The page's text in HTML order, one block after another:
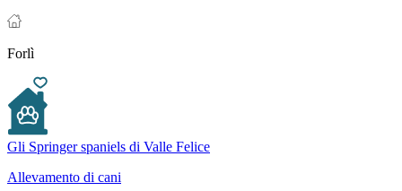
Forlì
Gli Springer spaniels di Valle Felice
Allevamento di cani